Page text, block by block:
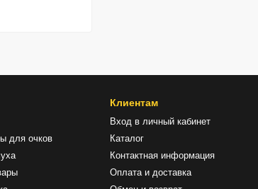
для очков
Клиентам
Вход в личный кабинет
Каталог
Контактная информация
Оплата и доставка